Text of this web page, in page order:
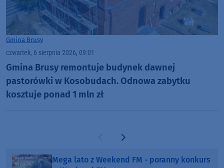
Gmina Brusy
czwartek, 6 sierpnia 2026, 09:01
Gmina Brusy remontuje budynek dawnej
pastorówki w Kosobudach. Odnowa zabytku
kosztuje ponad 1 mln zł
Poprzednia strona
Następna strona
Mega lato z Weekend FM - poranny konkurs